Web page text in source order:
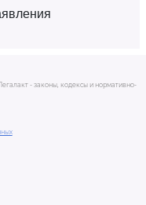
- законы, кодексы и нормативно-